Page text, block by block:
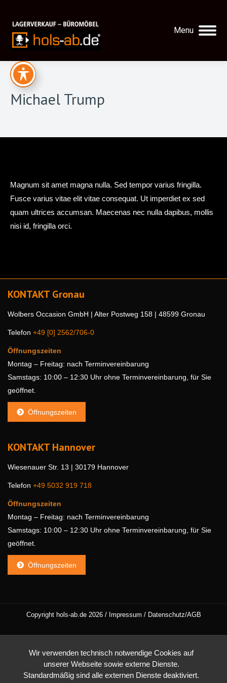
Menu
Michael Trump
Magnum sit amet magna nulla. Sed tempor varius fringilla.
Fusce varius vitae elit vitae consequat. Ut imperdiet ex sed
quam ultrices accumsan. Maecenas nec nulla dapibus, mollis
nisi id, fringilla orci.
KONTAKT Gronau
Wolbers Occasion GmbH | Alter Postweg 158 | 48599 Gronau
Telefon +49 [0] 2562/706-0
Öffnungszeiten
Montag – Freitag: nach Terminvereinbarung
Samstags: 10:00 – 12:30 Uhr ohne Terminvereinbarung, für Sie
geöffnet.
Öffnungszeiten
KONTAKT Hannover
Wiesenauer Str. 13 | 30179 Hannover
Telefon +49 5032 919 718
Öffnungszeiten
Montag – Freitag: nach Terminvereinbarung
Samstags: 10:00 – 12:30 Uhr ohne Terminvereinbarung, für Sie
geöffnet.
Öffnungszeiten
Copyright hols-ab.de 2026 / Impressum / Datenschutz/AGB
Wir verwenden technisch notwendige Cookies auf
unserer Webseite sowie externe Dienste.
Standardmäßig sind alle externen Dienste deaktiviert.